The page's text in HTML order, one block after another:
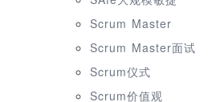
Scrum Master
Scrum Master面试
Scrum仪式
Scrum价值观